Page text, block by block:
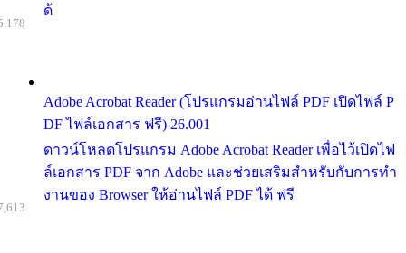
ด้
Adobe Acrobat Reader (โปรแกรมอ่านไฟล์ PDF เปิดไฟล์ P
DF ไฟล์เอกสาร ฟรี) 26.001
ดาวน์โหลดโปรแกรม Adobe Acrobat Reader เพื่อไว้เปิดไฟ
ล์เอกสาร PDF จาก Adobe และช่วยเสริมสำหรับกับการทำ
งานของ Browser ให้อ่านไฟล์ PDF ได้ ฟรี